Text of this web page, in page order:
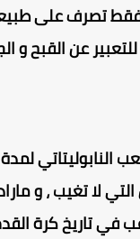
فقط تصرف على
عن القبح و
لا تغيب ، و
تاريخ كرة